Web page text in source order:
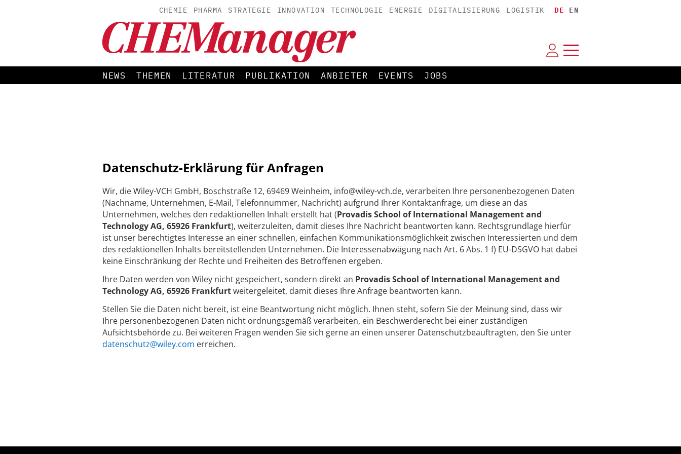
CHEMIE PHARMA STRATEGIE INNOVATION TECHNOLOGIE ENERGIE DIGITALISIERUNG LOGISTIK DE EN
NEWS THEMEN LITERATUR PUBLIKATION ANBIETER EVENTS JOBS
Datenschutz-Erklärung für Anfragen
Wir, die Wiley-VCH GmbH, Boschstraße 12, 69469 Weinheim, info@wiley-vch.de, verarbeiten Ihre personenbezogenen Daten
(Nachname, Unternehmen, E-Mail, Telefonnummer, Nachricht) aufgrund Ihrer Kontaktanfrage, um diese an das
Unternehmen, welches den redaktionellen Inhalt erstellt hat (Provadis School of International Management and
Technology AG, 65926 Frankfurt), weiterzuleiten, damit dieses Ihre Nachricht beantworten kann. Rechtsgrundlage hierfür
ist unser berechtigtes Interesse an einer schnellen, einfachen Kommunikationsmöglichkeit zwischen Interessierten und dem
des redaktionellen Inhalts bereitstellenden Unternehmen. Die Interessenabwägung nach Art. 6 Abs. 1 f) EU-DSGVO hat dabei
keine Einschränkung der Rechte und Freiheiten des Betroffenen ergeben.
Ihre Daten werden von Wiley nicht gespeichert, sondern direkt an Provadis School of International Management and
Technology AG, 65926 Frankfurtweitergeleitet, damit dieses Ihre Anfrage beantworten kann.
Stellen Sie die Daten nicht bereit, ist eine Beantwortung nicht möglich. Ihnen steht, sofern Sie der Meinung sind, dass wir
Ihre personenbezogenen Daten nicht ordnungsgemäß verarbeiten, ein Beschwerderecht bei einer zuständigen
Aufsichtsbehörde zu. Bei weiteren Fragen wenden Sie sich gerne an einen unserer Datenschutzbeauftragten, den Sie unter
datenschutz@wiley.com erreichen.